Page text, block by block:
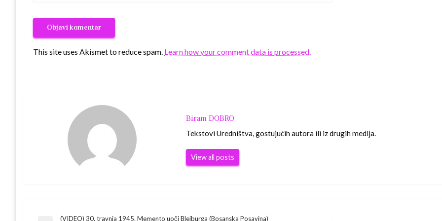
This site uses Akismet to reduce spam. Learn how your comment data is processed.
Biram DOBRO
Tekstovi Uredništva, gostujućih autora ili iz drugih medija.
View all posts
(VIDEO) 30. travnja 1945. Memento uoči Bleiburga (Bosanska Posavina)